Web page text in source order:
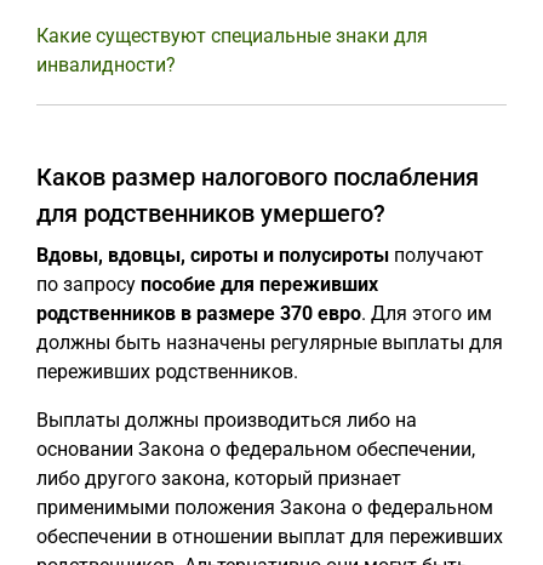
Какие существуют специальные знаки для
инвалидности?
Каков размер налогового послабления
для родственников умершего?
Вдовы, вдовцы, сироты и полусироты получают
по запросу пособие для переживших
родственников в размере 370 евро. Для этого им
должны быть назначены регулярные выплаты для
переживших родственников.
Выплаты должны производиться либо на
основании Закона о федеральном обеспечении,
либо другого закона, который признает
применимыми положения Закона о федеральном
обеспечении в отношении выплат для переживших